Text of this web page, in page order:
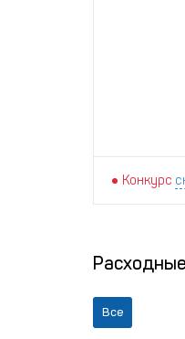
Конкурс
Все